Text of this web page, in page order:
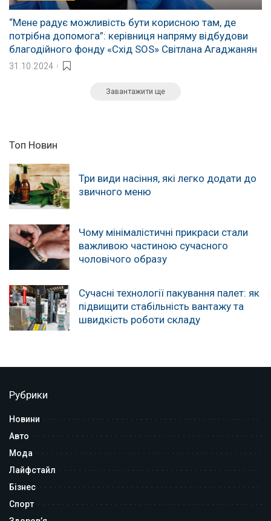
“Мене радує можливість бути корисною там, де
потрібна допомога”: керівниця напряму відбудови
благодійного фонду «Схід SOS» Світлана Агаджанян
31.10.2024
Завантажити ще
Топ Новин
Три види насіння, які легко додати до
звичного меню
Чому мінімалістичні прикраси стали
важливою частиною сучасного
чоловічого образу
Сучасні технології пакування палет: як
підвищити стабільність вантажу та
швидкість роботи складу
Рубрики
Новини
Авто
Мода
Лайфстайл
Бізнес
Спорт